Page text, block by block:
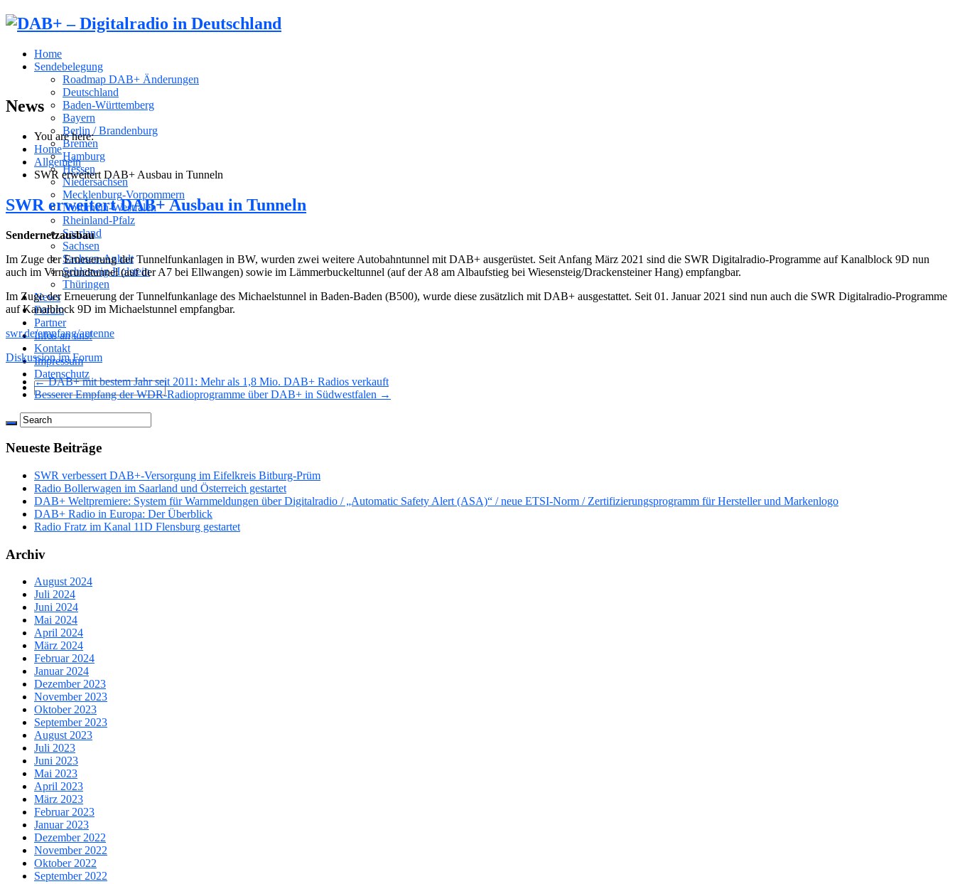
Home
Sendebelegung
Roadmap DAB+ Änderungen
Deutschland
Baden-Württemberg
Bayern
Berlin / Brandenburg
Bremen
Hamburg
Hessen
Niedersachsen
Mecklenburg-Vorpommern
Nordrhein-Westfalen
Rheinland-Pfalz
Saarland
Sachsen
Sachsen-Anhalt
Schleswig-Holstein
Thüringen
News
Forum
Partner
Infos an uns!
Kontakt
Impressum
Datenschutz
News
You are here:
Home
Allgemein
SWR erweitert DAB+ Ausbau in Tunneln
SWR erweitert DAB+ Ausbau in Tunneln
Sendernetzausbau
Im Zuge der Erneuerung der Tunnelfunkanlagen in BW, wurden zwei weitere Autobahntunnel mit DAB+ ausgerüstet. Seit Anfang März 2021 sind die SWR Digitalradio-Programme auf Kanalblock 9D nun
auch im Virngrundtunnel (auf der A7 bei Ellwangen) sowie im Lämmerbuckeltunnel (auf der A8 am Albaufstieg bei Wiesensteig/Drackensteiner Hang) empfangbar.
Im Zuge der Erneuerung der Tunnelfunkanlage des Michaelstunnel in Baden-Baden (B500), wurde diese zusätzlich mit DAB+ ausgestattet. Seit 01. Januar 2021 sind nun auch die SWR Digitalradio-Programme
auf Kanalblock 9D im Michaelstunnel empfangbar.
swr.de/empfang/antenne
Diskussion im Forum
← DAB+ mit bestem Jahr seit 2011: Mehr als 1,8 Mio. DAB+ Radios verkauft
Besserer Empfang der WDR-Radioprogramme über DAB+ in Südwestfalen →
Neueste Beiträge
SWR verbessert DAB+-Versorgung im Eifelkreis Bitburg-Prüm
Radio Bollerwagen im Saarland und Österreich gestartet
DAB+ Weltpremiere: System für Warnmeldungen über Digitalradio / „Automatic Safety Alert (ASA)“ / neue ETSI-Norm / Zertifizierungsprogramm für Hersteller und Markenlogo
DAB+ Radio in Europa: Der Überblick
Radio Fratz im Kanal 11D Flensburg gestartet
Archiv
August 2024
Juli 2024
Juni 2024
Mai 2024
April 2024
März 2024
Februar 2024
Januar 2024
Dezember 2023
November 2023
Oktober 2023
September 2023
August 2023
Juli 2023
Juni 2023
Mai 2023
April 2023
März 2023
Februar 2023
Januar 2023
Dezember 2022
November 2022
Oktober 2022
September 2022